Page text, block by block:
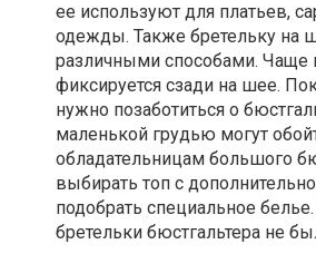
ее используют для платьев,
одежды. Также бретельку на
различными способами. Чаще
фиксируется сзади на шее.
нужно позаботиться о
маленькой грудью могут
обладательницам большого
выбирать топ с
подобрать специальное
бретельки бюстгальтера не